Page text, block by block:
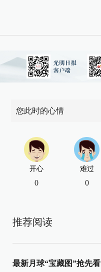
您此时的心情
开心
0
难过
0
推荐阅读
最新月球“宝藏图”抢先看